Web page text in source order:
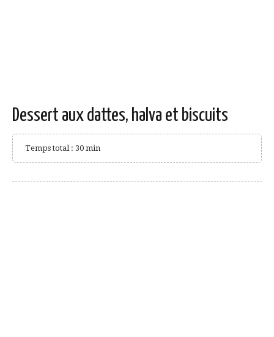
Dessert aux dattes, halva et biscuits
Temps total : 30 min